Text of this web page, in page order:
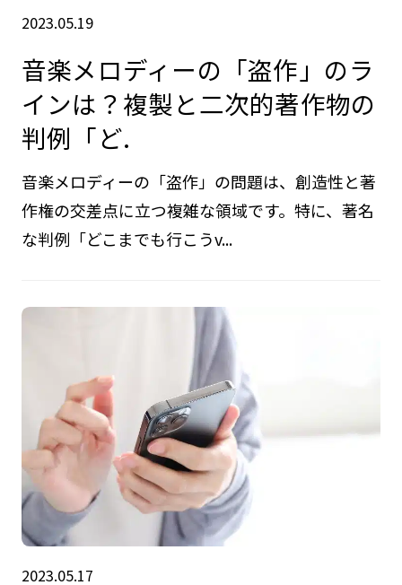
2023.05.19
音楽メロディーの「盗作」のラ
インは？複製と二次的著作物の
判例「ど.
音楽メロディーの「盗作」の問題は、創造性と著
作権の交差点に立つ複雑な領域です。特に、著名
な判例「どこまでも行こうv...
2023.05.17